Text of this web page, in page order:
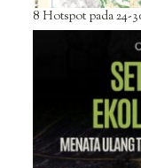
8 Hotspot pada 24-